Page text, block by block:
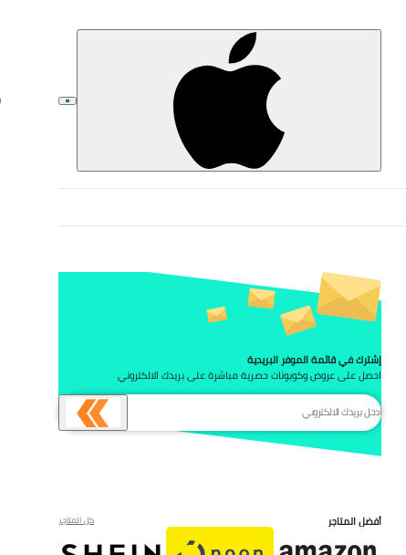
إشترك في قائمة الموفر البريدية
احصل على عروض وكوبونات حصرية مباشرة على بريدك الالكتروني
أفضل المتاجر كل المتاجر